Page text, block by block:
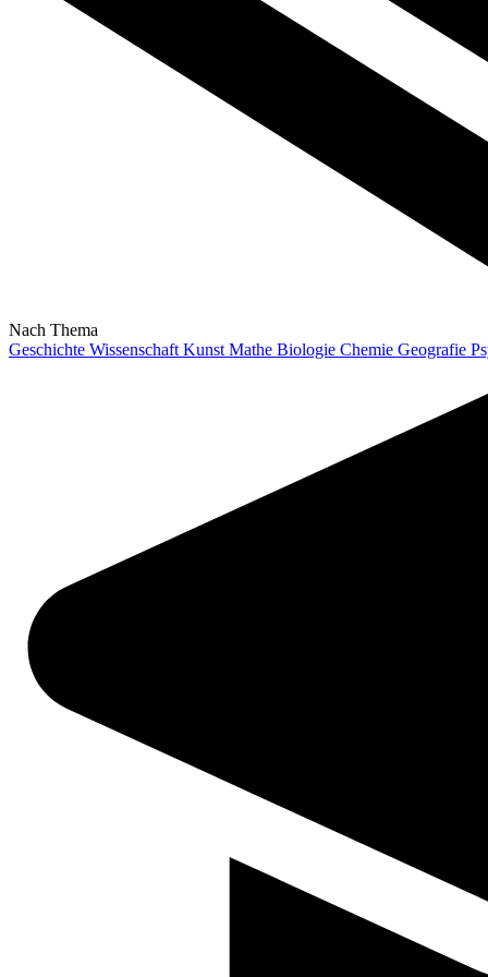
Nach Thema
Geschichte Wissenschaft Kunst Mathe Biologie Chemie Geografie